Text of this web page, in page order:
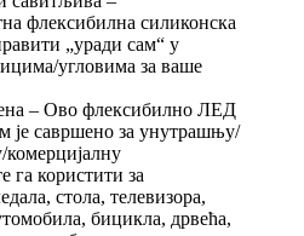
флексибилна силиконска
„уради сам“ у
угловима за ваше
– Ово флексибилно ЛЕД
је савршено за унутрашњу/
га користити за
стола, телевизора,
бицикла, дрвећа,